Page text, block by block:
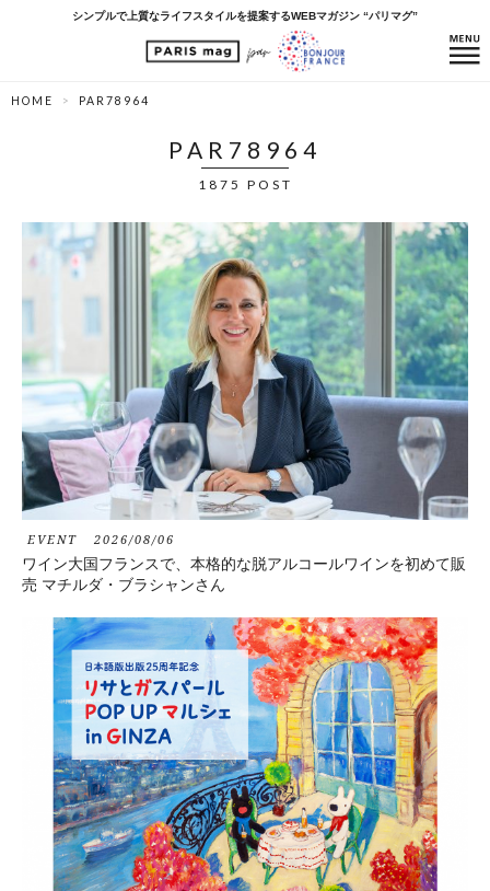
シンプルで上質なライフスタイルを提案するWEBマガジン “パリマグ”
HOME PAR78964
PAR78964
1875 POST
EVENT 2026/08/06
ワイン大国フランスで、本格的な脱アルコールワインを初めて販
売 マチルダ・ブラシャンさん